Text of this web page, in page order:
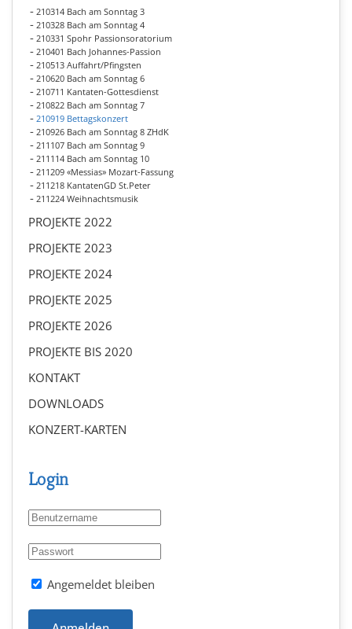
210314 Bach am Sonntag 3
210328 Bach am Sonntag 4
210331 Spohr Passionsoratorium
210401 Bach Johannes-Passion
210513 Auffahrt/Pfingsten
210620 Bach am Sonntag 6
210711 Kantaten-Gottesdienst
210822 Bach am Sonntag 7
210919 Bettagskonzert
210926 Bach am Sonntag 8 ZHdK
211107 Bach am Sonntag 9
211114 Bach am Sonntag 10
211209 «Messias» Mozart-Fassung
211218 KantatenGD St.Peter
211224 Weihnachtsmusik
PROJEKTE 2022
PROJEKTE 2023
PROJEKTE 2024
PROJEKTE 2025
PROJEKTE 2026
PROJEKTE BIS 2020
KONTAKT
DOWNLOADS
KONZERT-KARTEN
Login
Angemeldet bleiben